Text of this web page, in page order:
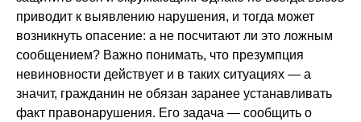
приводит к выявлению нарушения, и тогда может
возникнуть опасение: а не посчитают ли это ложным
сообщением? Важно понимать, что презумпция
невиновности действует и в таких ситуациях — а
значит, гражданин не обязан заранее устанавливать
факт правонарушения. Его задача — сообщить о